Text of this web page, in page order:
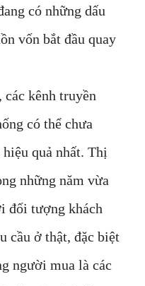
có những dấu
vốn bắt đầu quay
các kênh truyền
có thể chưa
quả nhất. Thị
những năm vừa
đối tượng khách
cầu ở thật, đặc biệt
người mua là các